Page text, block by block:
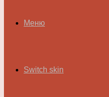
Меню
Switch skin